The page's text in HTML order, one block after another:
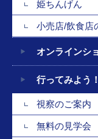
姫ちんげん
小売店/飲食店
オンラインシ
行ってみよう
視察のご案内
無料の見学会